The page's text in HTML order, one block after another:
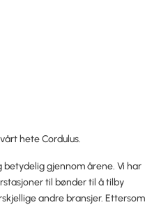
hete Cordulus.
gjennom årene. Vi har
til bønder til å tilby
andre bransjer. Ettersom